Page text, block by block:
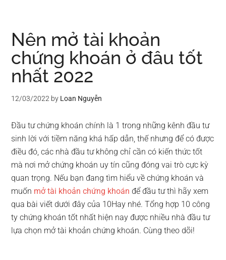
Nên mở tài khoản
chứng khoán ở đâu tốt
nhất 2022
12/03/2022 by Loan Nguyễn
Đầu tư chứng khoán chính là 1 trong những kênh đầu tư
sinh lời với tiềm năng khá hấp dẫn, thế nhưng để có được
điều đó, các nhà đầu tư không chỉ cần có kiến thức tốt
mà nơi mở chứng khoán uy tín cũng đóng vai trò cực kỳ
quan trọng. Nếu bạn đang tìm hiểu về chứng khoán và
muốn mở tài khoản chứng khoán để đầu tư thì hãy xem
qua bài viết dưới đây của 10Hay nhé. Tổng hợp 10 công
ty chứng khoán tốt nhất hiện nay được nhiều nhà đầu tư
lựa chọn mở tài khoản chứng khoán. Cùng theo dõi!